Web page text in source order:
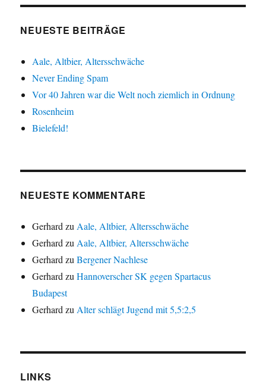
NEUESTE BEITRÄGE
Aale, Altbier, Altersschwäche
Never Ending Spam
Vor 40 Jahren war die Welt noch ziemlich in Ordnung
Rosenheim
Bielefeld!
NEUESTE KOMMENTARE
Gerhard zu Aale, Altbier, Altersschwäche
Gerhard zu Aale, Altbier, Altersschwäche
Gerhard zuBergener Nachlese
Gerhard zuHannoverscher SK gegen Spartacus
Budapest
Gerhard zu Alter schlägt Jugend mit 5,5:2,5
LINKS